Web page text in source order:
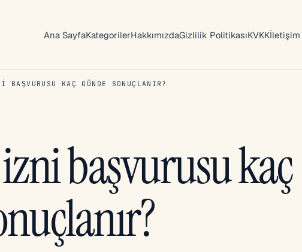
Ana SayfaKategorilerHakkımızdaGizlilik PolitikasıKVKKİletişim
BAŞVURUSU KAÇ GÜNDE SONUÇLANIR?
başvurusu kaç